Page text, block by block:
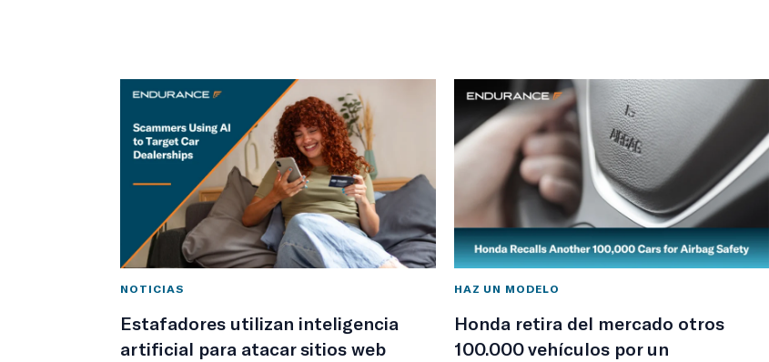
NOTICIAS
Estafadores utilizan inteligencia
artificial para atacar sitios web
HAZ UN MODELO
Honda retira del mercado otros
100.000 vehículos por un